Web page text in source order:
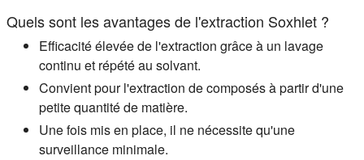
Quels sont les avantages de l'extraction Soxhlet ?
Efficacité élevée de l'extraction grâce à un lavage
continu et répété au solvant.
Convient pour l'extraction de composés à partir d'une
petite quantité de matière.
Une fois mis en place, il ne nécessite qu'une
surveillance minimale.